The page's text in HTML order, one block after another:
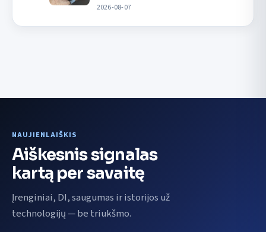
2026-08-07
NAUJIENLAIŠKIS
Aiškesnis signalas
kartą per savaitę
Įrenginiai, DI, saugumas ir istorijos už
technologijų — be triukšmo.